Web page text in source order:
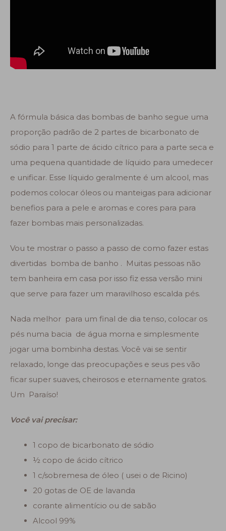
A fórmula básica das bombas de banho segue uma
proporção padrão de 2 partes de bicarbonato de
sódio para 1 parte de ácido cítrico para a parte seca e
uma pequena quantidade de líquido para umedecer
e unificar. Esse líquido geralmente é um alcool, mas
podemos colocar óleos ou manteigas para adicionar
benefios para a pele e aromas e cores para para
fazer bombas mais personalizadas.
Vou te mostrar o passo a passo de como fazer estas
divertidas bomba de banho . Muitas pessoas não
tem banheira em casa por isso fiz essa versão mini
que serve para fazer um maravilhoso escalda pés.
Nada melhor para um final de dia tenso, colocar os
pés numa bacia de água morna e simplesmente
jogar uma bombinha destas. Você vai se sentir
relaxado, longe das preocupações e seus pes vão
ficar super suaves, cheirosos e eternamente gratos.
Um Paraíso!
Você vai precisar:
1 copo de bicarbonato de sódio
½ copo de ácido cítrico
1 c/sobremesa de óleo ( usei o de Ricino)
20 gotas de OE de lavanda
corante alimentício ou de sabão
Alcool 99%